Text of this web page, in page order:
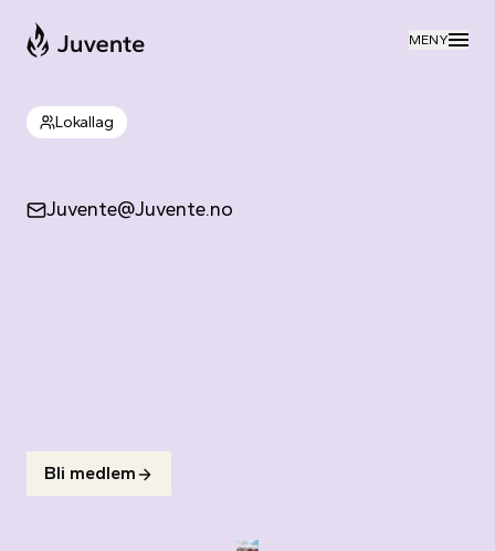
Til forsiden MENY
Lokallag
Juvente@Juvente.no
Bli medlem